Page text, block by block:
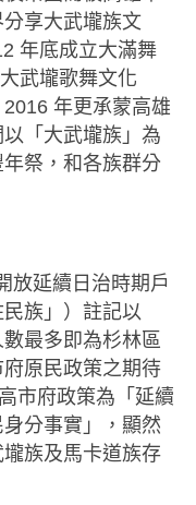
享大武壠族文
年底成立大滿舞
武壠歌舞文化
年更承蒙高雄
「大武壠族」為
祭，和各族群分
放延續日治時期戶
族」）註記以
最多即為杉林區
原民政策之期待
市府政策為「延續
分事實」，顯然
族及馬卡道族存